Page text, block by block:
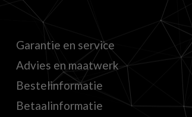
Garantie en service
Advies en maatwerk
Bestelinformatie
Betaalinformatie